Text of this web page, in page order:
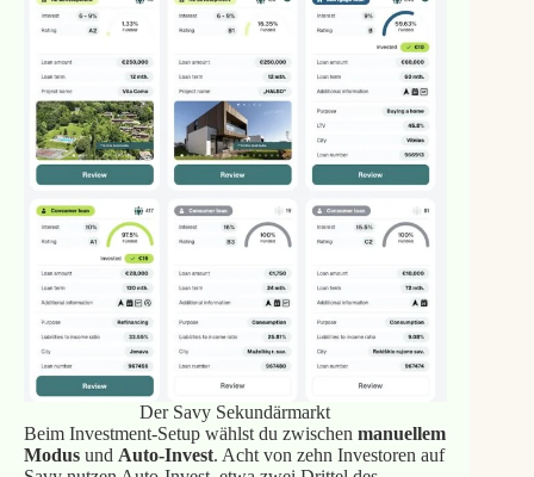
Der Savy Sekundärmarkt
Beim Investment-Setup wählst du zwischen manuellem
Modusund Auto-Invest. Acht von zehn Investoren auf